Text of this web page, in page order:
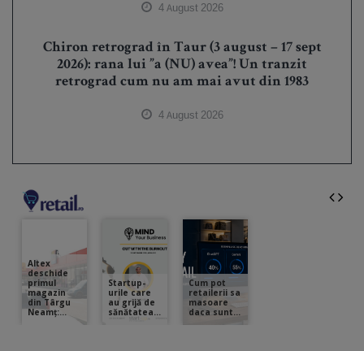
4 August 2026
Chiron retrograd în Taur (3 august – 17 sept
2026): rana lui ”a (NU) avea”! Un tranzit
retrograd cum nu am mai avut din 1983
4 August 2026